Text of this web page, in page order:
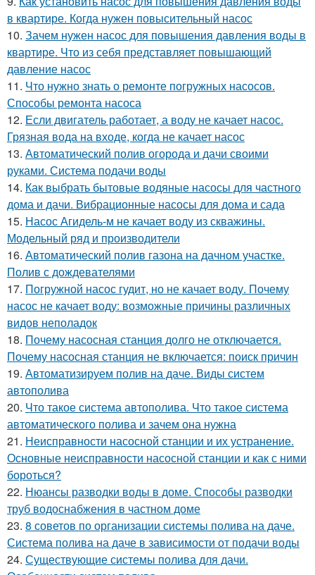
в квартире. Когда нужен повысительный насос
10. Зачем нужен насос для повышения давления воды в
квартире. Что из себя представляет повышающий
давление насос
11. Что нужно знать о ремонте погружных насосов.
Способы ремонта насоса
12. Если двигатель работает, а воду не качает насос.
Грязная вода на входе, когда не качает насос
13. Автоматический полив огорода и дачи своими
руками. Система подачи воды
14. Как выбрать бытовые водяные насосы для частного
дома и дачи. Вибрационные насосы для дома и сада
15. Насос Агидель-м не качает воду из скважины.
Модельный ряд и производители
16. Автоматический полив газона на дачном участке.
Полив с дождевателями
17. Погружной насос гудит, но не качает воду. Почему
насос не качает воду: возможные причины различных
видов неполадок
18. Почему насосная станция долго не отключается.
Почему насосная станция не включается: поиск причин
19. Автоматизируем полив на даче. Виды систем
автополива
20. Что такое система автополива. Что такое система
автоматического полива и зачем она нужна
21. Неисправности насосной станции и их устранение.
Основные неисправности насосной станции и как с ними
бороться?
22. Нюансы разводки воды в доме. Способы разводки
труб водоснабжения в частном доме
23. 8 советов по организации системы полива на даче.
Система полива на даче в зависимости от подачи воды
24. Существующие системы полива для дачи.